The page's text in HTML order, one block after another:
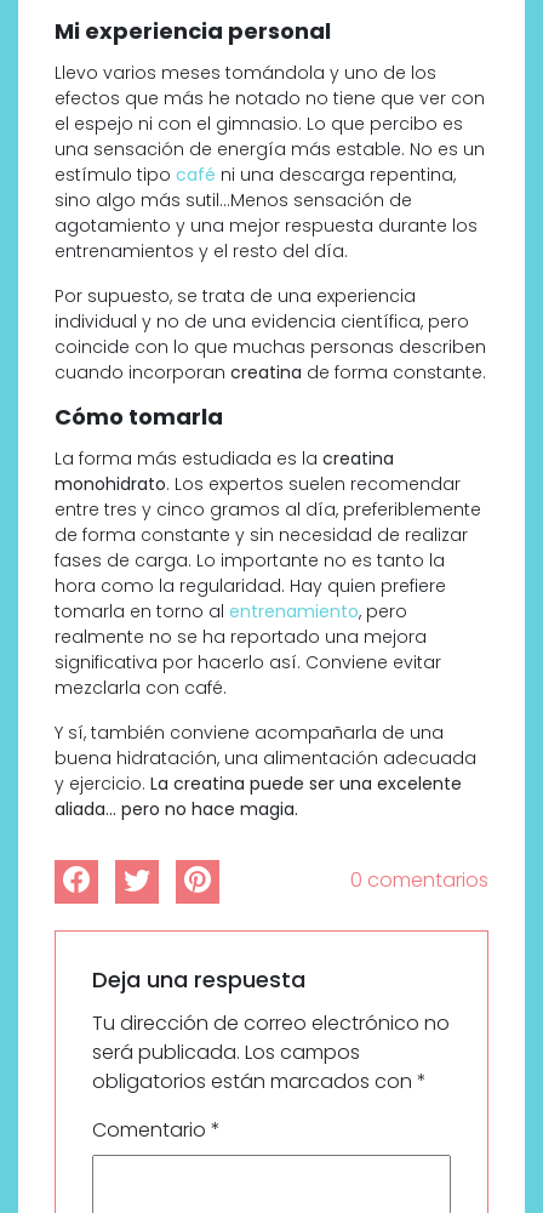
Mi experiencia personal
Llevo varios meses tomándola y uno de los
efectos que más he notado no tiene que ver con
el espejo ni con el gimnasio. Lo que percibo es
una sensación de energía más estable. No es un
estímulo tipo café ni una descarga repentina,
sino algo más sutil…Menos sensación de
agotamiento y una mejor respuesta durante los
entrenamientos y el resto del día.
Por supuesto, se trata de una experiencia
individual y no de una evidencia científica, pero
coincide con lo que muchas personas describen
cuando incorporan creatina de forma constante.
Cómo tomarla
La forma más estudiada es la creatina
monohidrato. Los expertos suelen recomendar
entre tres y cinco gramos al día, preferiblemente
de forma constante y sin necesidad de realizar
fases de carga. Lo importante no es tanto la
hora como la regularidad. Hay quien prefiere
tomarla en torno al entrenamiento, pero
realmente no se ha reportado una mejora
significativa por hacerlo así. Conviene evitar
mezclarla con café.
Y sí, también conviene acompañarla de una
buena hidratación, una alimentación adecuada
y ejercicio. La creatina puede ser una excelente
aliada… pero no hace magia.
0 comentarios
Deja una respuesta
Tu dirección de correo electrónico no
será publicada. Los campos
obligatorios están marcados con *
Comentario *